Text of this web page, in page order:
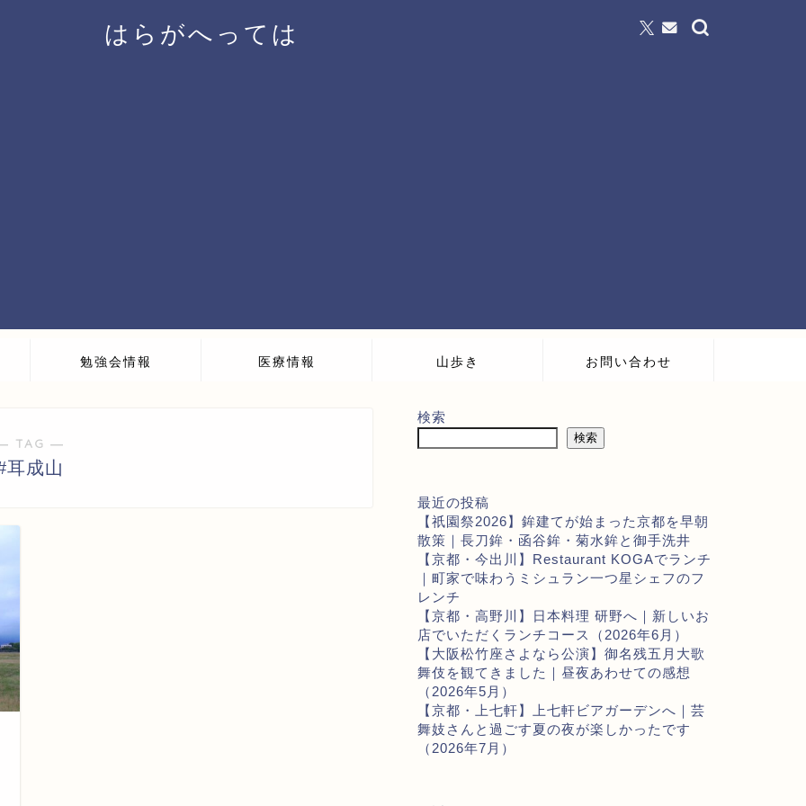
はらがへっては
勉強会情報 医療情報 山歩き お問い合わせ
TAG ―
耳成山
検索
検索
最近の投稿
【祇園祭2026】鉾建てが始まった京都を早朝
散策｜長刀鉾・函谷鉾・菊水鉾と御手洗井
【京都・今出川】Restaurant KOGAでランチ
｜町家で味わうミシュラン一つ星シェフのフ
レンチ
【京都・高野川】日本料理 研野へ｜新しいお
店でいただくランチコース（2026年6月）
【大阪松竹座さよなら公演】御名残五月大歌
舞伎を観てきました｜昼夜あわせての感想
（2026年5月）
【京都・上七軒】上七軒ビアガーデンへ｜芸
舞妓さんと過ごす夏の夜が楽しかったです
（2026年7月）